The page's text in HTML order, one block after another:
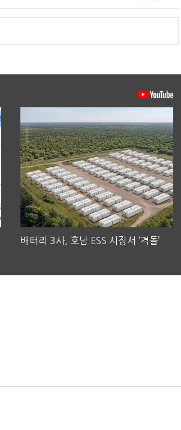
배터리 3사, 호남 ESS 시장서 ‘격돌’